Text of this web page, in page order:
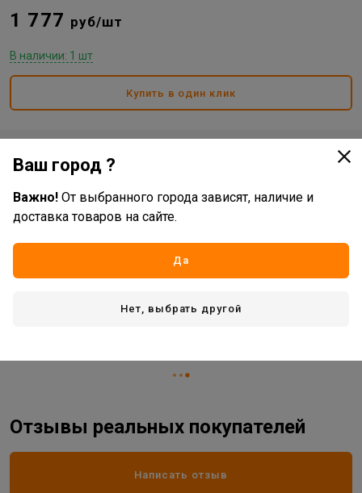
1 777 руб/шт
В наличии: 1 шт
Купить в один клик
Доставка
Стоимость и способы доставки будут доступны при
Характеристики
Отзывы реальных покупателей
Написать отзыв
Ваш город ?
Важно! От выбранного города зависят, наличие и
доставка товаров на сайте.
Да
Нет, выбрать другой